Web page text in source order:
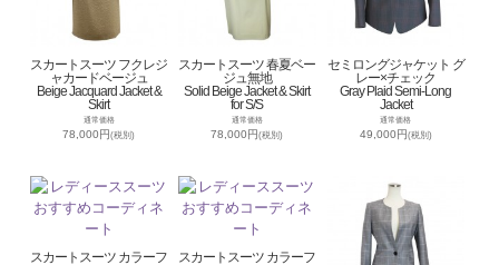
スカートスーツ フクレジ
ャカードベージュ
Beige Jacquard Jacket &
Skirt
通常価格
78,000円(税別)
スカートスーツ 春夏ベー
ジュ無地
Solid Beige Jacket & Skirt
for S/S
通常価格
78,000円(税別)
セミロングジャケット グ
レー×チェック
Gray Plaid Semi-Long
Jacket
通常価格
49,000円(税別)
スカートスーツ カラーフ
スカートスーツ カラーフ